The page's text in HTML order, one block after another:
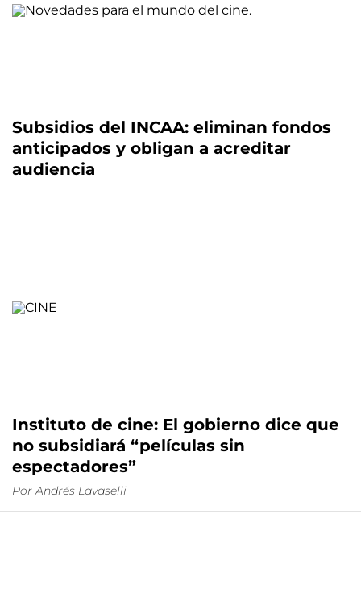
Subsidios del INCAA: eliminan fondos
anticipados y obligan a acreditar
audiencia
Instituto de cine: El gobierno dice que
no subsidiará “películas sin
espectadores”
Por Andrés Lavaselli